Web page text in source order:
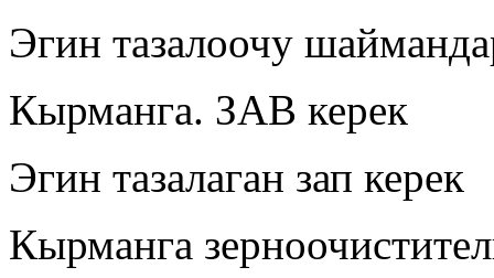
Эгин тазалоочу
Кырманга. ЗАВ керек
Эгин тазалаган зап керек
Кырманга